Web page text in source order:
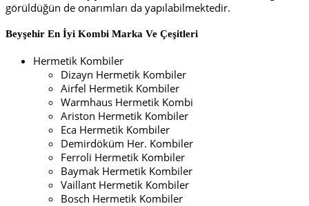
görüldüğün de onarımları da yapılabilmektedir.
Beyşehir En İyi Kombi Marka Ve Çeşitleri
Hermetik Kombiler
Dizayn Hermetik Kombiler
Airfel Hermetik Kombiler
Warmhaus Hermetik Kombi
Ariston Hermetik Kombiler
Eca Hermetik Kombiler
Demirdöküm Her. Kombiler
Ferroli Hermetik Kombiler
Baymak Hermetik Kombiler
Vaillant Hermetik Kombiler
Bosch Hermetik Kombiler